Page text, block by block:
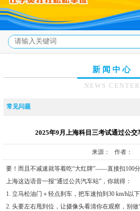
新闻中心
NEWS CENTER
常见问题
2025年9月上海科目三考试通过公交
来源： 作者：
要！而且不减速就等着吃“大红牌”——直接扣100分
上海这边语音一报“通过公共汽车站”，你就得：
1. 立马松油门＋轻点刹车，把车速拍到30 km/h以
2. 头要左右甩到位，让摄像头看清你在观察，别做